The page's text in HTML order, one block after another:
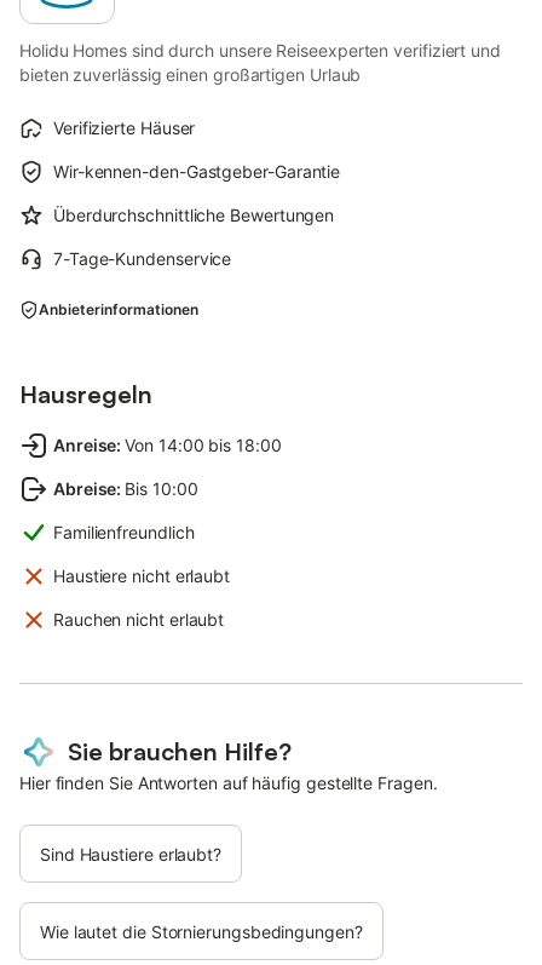
Holidu Homes sind durch unsere Reiseexperten verifiziert und
bieten zuverlässig einen großartigen Urlaub
Verifizierte Häuser
Wir-kennen-den-Gastgeber-Garantie
Überdurchschnittliche Bewertungen
7-Tage-Kundenservice
Anbieterinformationen
Hausregeln
Anreise: Von 14:00 bis 18:00
Abreise: Bis 10:00
Familienfreundlich
Haustiere nicht erlaubt
Rauchen nicht erlaubt
Sie brauchen Hilfe?
Hier finden Sie Antworten auf häufig gestellte Fragen.
Sind Haustiere erlaubt?
Wie lautet die Stornierungsbedingungen?